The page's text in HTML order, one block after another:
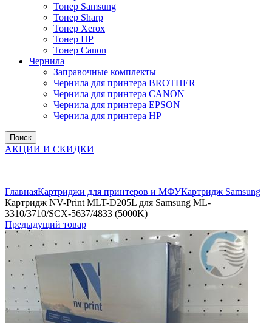
Тонер Samsung
Тонер Sharp
Тонер Xerox
Тонер НР
Тонер Саnon
Чернила
Заправочные комплекты
Чернила для принтера BROTHER
Чернила для принтера CANON
Чернила для принтера EPSON
Чернила для принтера HP
Поиск
АКЦИИ И СКИДКИ
ГлавнаяКартриджи для принтеров и МФУКартридж Samsung
Картридж NV-Print MLT-D205L для Samsung ML-
3310/3710/SCX-5637/4833 (5000K)
Предыдущий товар